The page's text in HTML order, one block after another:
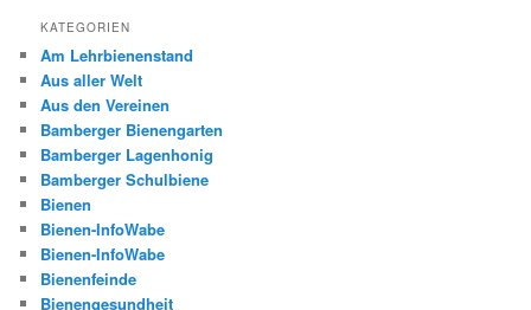
KATEGORIEN
Am Lehrbienenstand
Aus aller Welt
Aus den Vereinen
Bamberger Bienengarten
Bamberger Lagenhonig
Bamberger Schulbiene
Bienen
Bienen-InfoWabe
Bienen-InfoWabe
Bienenfeinde
Bienengesundheit